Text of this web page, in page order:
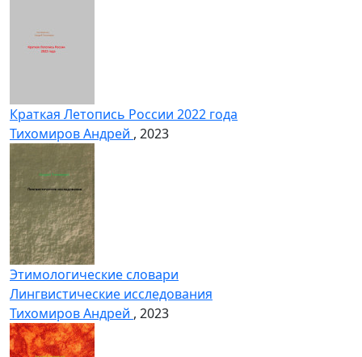
Краткая Летопись России 2022 года
Тихомиров Андрей , 2023
Этимологические словари
Лингвистические исследования
Тихомиров Андрей , 2023